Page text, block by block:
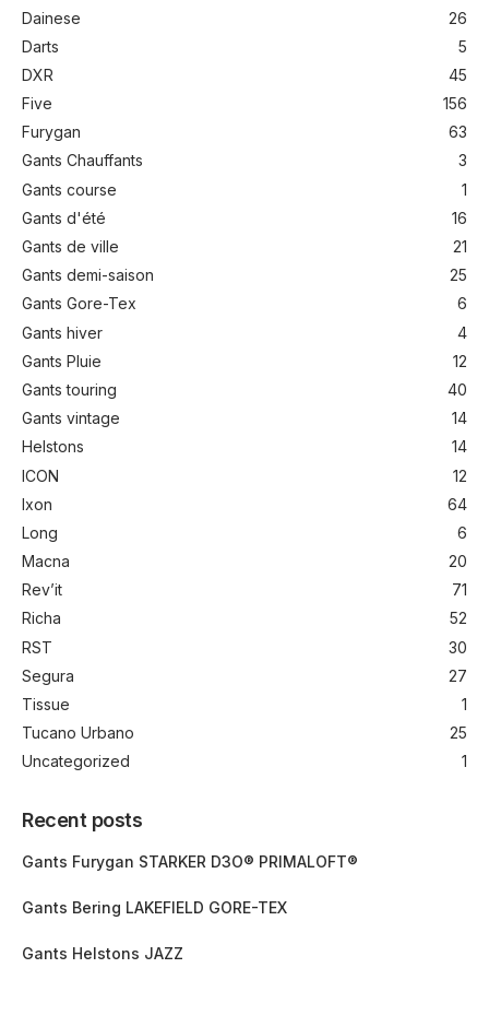
Dainese
26
Darts
5
DXR
45
Five
156
Furygan
63
Gants Chauffants
3
Gants course
1
Gants d'été
16
Gants de ville
21
Gants demi-saison
25
Gants Gore-Tex
6
Gants hiver
4
Gants Pluie
12
Gants touring
40
Gants vintage
14
Helstons
14
ICON
12
Ixon
64
Long
6
Macna
20
Rev’it
71
Richa
52
RST
30
Segura
27
Tissue
1
Tucano Urbano
25
Uncategorized
1
Recent posts
Gants Furygan STARKER D3O® PRIMALOFT®
Gants Bering LAKEFIELD GORE-TEX
Gants Helstons JAZZ